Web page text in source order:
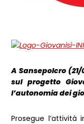
A Sansepolcro
sul progetto
l’autonomia dei
Prosegue l’attività